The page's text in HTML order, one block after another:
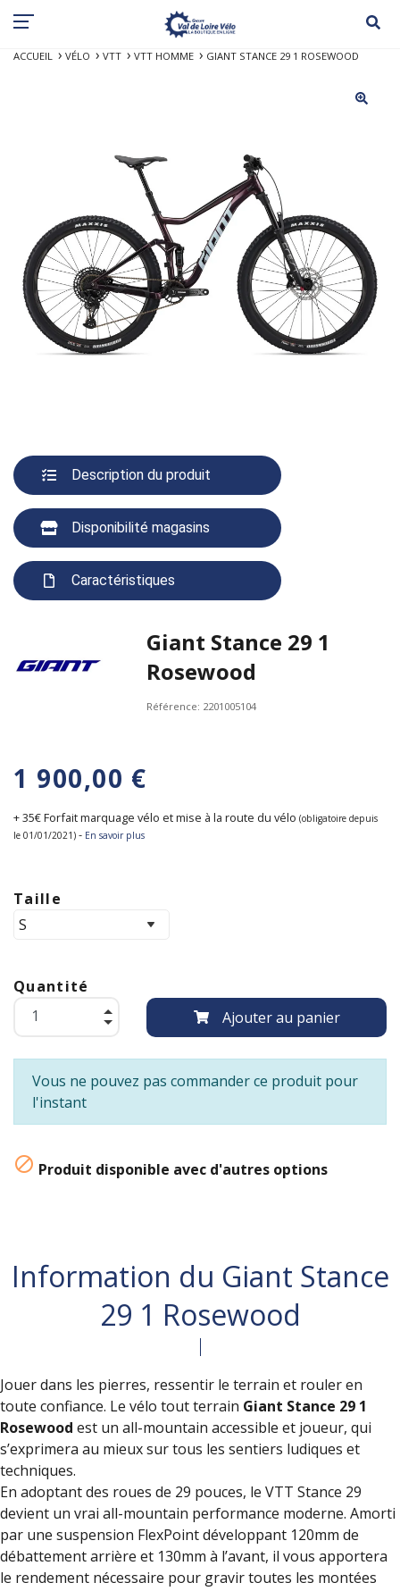
ACCUEIL VÉLO VTT VTT HOMME GIANT STANCE 29 1 ROSEWOOD
Description du produit
Disponibilité magasins
Caractéristiques
Giant Stance 29 1
Rosewood
Référence: 2201005104
1 900,00 €
+ 35€ Forfait marquage vélo et mise à la route du vélo (obligatoire depuis
le 01/01/2021) - En savoir plus
Taille
Quantité
Ajouter au panier
Vous ne pouvez pas commander ce produit pour
l'instant
 Produit disponible avec d'autres options
Information du Giant Stance
29 1 Rosewood
Jouer dans les pierres, ressentir le terrain et rouler en
toute confiance. Le vélo tout terrain Giant Stance 29 1
Rosewood est un all-mountain accessible et joueur, qui
s’exprimera au mieux sur tous les sentiers ludiques et
techniques.
En adoptant des roues de 29 pouces, le VTT Stance 29
devient un vrai all-mountain performance moderne. Amorti
par une suspension FlexPoint développant 120mm de
débattement arrière et 130mm à l’avant, il vous apportera
le rendement nécessaire pour gravir toutes les montées